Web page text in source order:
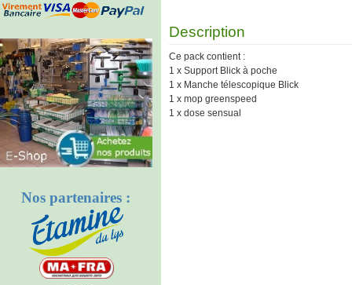
Nos partenaires :
Description
Ce pack contient :
1 x Support Blick à poche
1 x Manche télescopique Blick
1 x mop greenspeed
1 x dose sensual